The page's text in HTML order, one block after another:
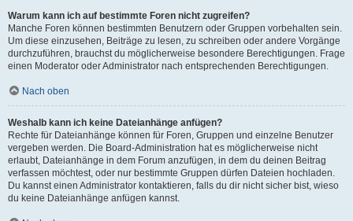
Warum kann ich auf bestimmte Foren nicht zugreifen?
Manche Foren können bestimmten Benutzern oder Gruppen vorbehalten sein.
Um diese einzusehen, Beiträge zu lesen, zu schreiben oder andere Vorgänge
durchzuführen, brauchst du möglicherweise besondere Berechtigungen. Frage
einen Moderator oder Administrator nach entsprechenden Berechtigungen.
Nach oben
Weshalb kann ich keine Dateianhänge anfügen?
Rechte für Dateianhänge können für Foren, Gruppen und einzelne Benutzer
vergeben werden. Die Board-Administration hat es möglicherweise nicht
erlaubt, Dateianhänge in dem Forum anzufügen, in dem du deinen Beitrag
verfassen möchtest, oder nur bestimmte Gruppen dürfen Dateien hochladen.
Du kannst einen Administrator kontaktieren, falls du dir nicht sicher bist, wieso
du keine Dateianhänge anfügen kannst.